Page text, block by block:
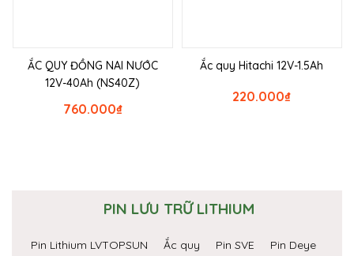
ẮC QUY ĐỒNG NAI NƯỚC
12V-40Ah (NS40Z)
₫
760.000
Ắc quy Hitachi 12V-1.5Ah
₫
220.000
PIN LƯU TRỮ LITHIUM
Pin Lithium LVTOPSUN Ắc quy Pin SVE
Pin Deye